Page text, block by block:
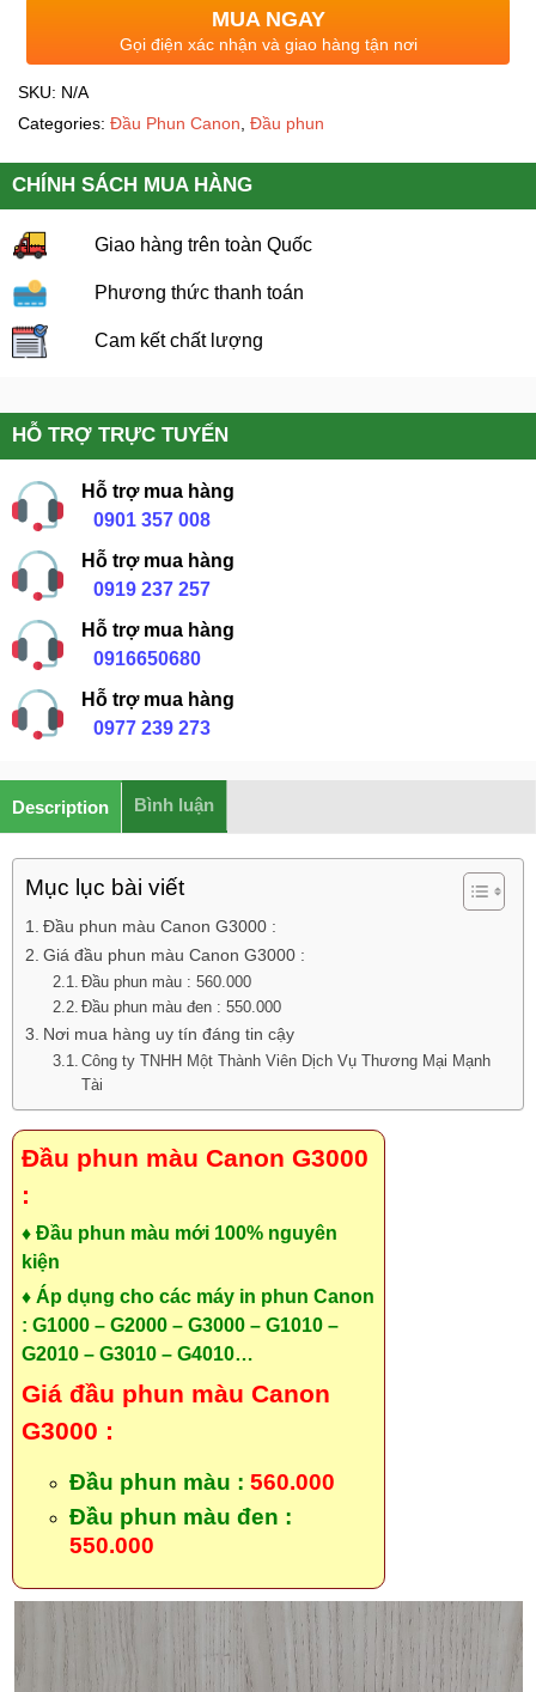
MUA NGAY
Gọi điện xác nhận và giao hàng tận nơi
SKU: N/A
Categories: Đầu Phun Canon Đầu phun
CHÍNH SÁCH MUA HÀNG
Giao hàng trên toàn Quốc
Phương thức thanh toán
Cam kết chất lượng
HỖ TRỢ TRỰC TUYẾN
Hỗ trợ mua hàng
0901 357 008
Hỗ trợ mua hàng
0919 237 257
Hỗ trợ mua hàng
0916650680
Hỗ trợ mua hàng
0977 239 273
Description Bình luận
Mục lục bài viết
Đầu phun màu Canon G3000 :
Giá đầu phun màu Canon G3000 :
Đầu phun màu : 560.000
Đầu phun màu đen : 550.000
Nơi mua hàng uy tín đáng tin cậy
Công ty TNHH Một Thành Viên Dịch Vụ Thương Mại Mạnh
Tài
Đầu phun màu Canon G3000
:
♦ Đầu phun màu mới 100% nguyên
kiện
♦ Áp dụng cho các máy in phun Canon
: G1000 – G2000 – G3000 – G1010 –
G2010 – G3010 – G4010…
Giá đầu phun màu Canon
G3000 :
Đầu phun màu : 560.000
Đầu phun màu đen :
550.000